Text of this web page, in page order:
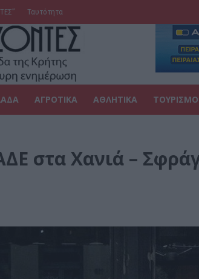
Ταυτότητα
ΑΓΡΟΤΙΚΑ ΑΘΛΗΤΙΚΑ
στα Χανιά –